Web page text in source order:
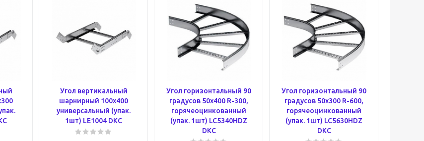
Угол вертикальный
шарнирный 100х400
универсальный (упак.
1шт) LE1004 DKC
Угол горизонтальный 90
градусов 50х400 R-300,
горячеоцинкованный
(упак. 1шт) LC5340HDZ
DKC
Угол горизонтальный 90
градусов 50х300 R-600,
горячеоцинкованный
(упак. 1шт) LC5630HDZ
DKC